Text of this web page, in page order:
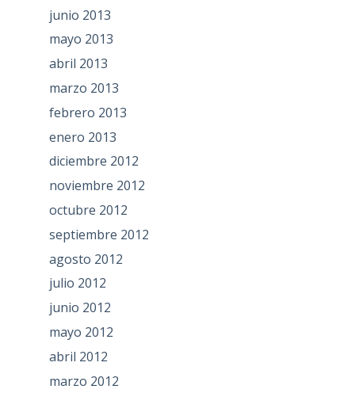
junio 2013
mayo 2013
abril 2013
marzo 2013
febrero 2013
enero 2013
diciembre 2012
noviembre 2012
octubre 2012
septiembre 2012
agosto 2012
julio 2012
junio 2012
mayo 2012
abril 2012
marzo 2012